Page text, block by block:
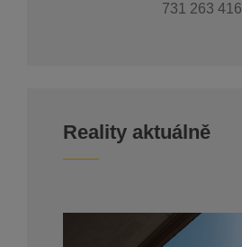
731 263 416
Reality aktuálně